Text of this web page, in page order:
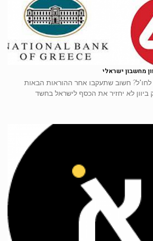
מחשבון ישראלי
חשוב שתעקבו אחר ההוראות הבאות
לא יחזיר את הכסף לישראל בחשד